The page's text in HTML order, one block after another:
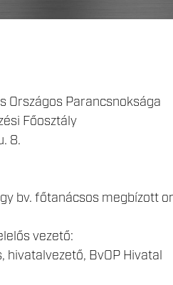
Országos Parancsnoksága
Főosztály
8.
bv. főtanácsos megbízott
vezető:
hivatalvezető, BvOP Hivatal